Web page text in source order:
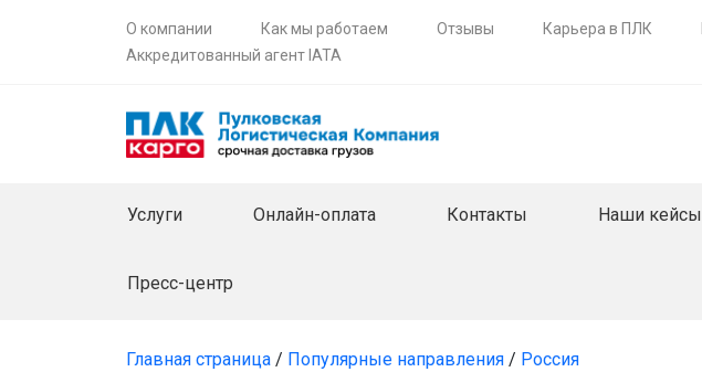
О компании Как мы работаем Отзывы Карьера в ПЛК
Аккредитованный агент IATA
Услуги Онлайн-оплата Контакты Наши кейсы
Пресс-центр
Главная страница / Популярные направления / Россия